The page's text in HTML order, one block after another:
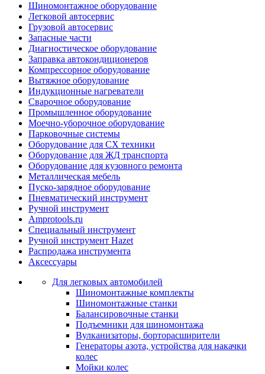
Шиномонтажное оборудование
Легковой автосервис
Грузовой автосервис
Запасные части
Диагностическое оборудование
Заправка автокондиционеров
Компрессорное оборудование
Вытяжное оборудование
Индукционные нагреватели
Сварочное оборудование
Промышленное оборудование
Моечно-уборочное оборудование
Парковочные системы
Оборудование для СХ техники
Оборудование для ЖД транспорта
Оборудование для кузовного ремонта
Металлическая мебель
Пуско-зарядное оборудование
Пневматический инструмент
Ручной инструмент
Amprotools.ru
Специальный инструмент
Ручной инструмент Hazet
Распродажа инструмента
Аксессуары
Для легковых автомобилей
Шиномонтажные комплекты
Шиномонтажные станки
Балансировочные станки
Подъемники для шиномонтажа
Вулканизаторы, борторасширители
Генераторы азота, устройства для накачки
колес
Мойки колес